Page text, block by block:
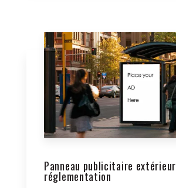
Panneau publicitaire extérieur
réglementation